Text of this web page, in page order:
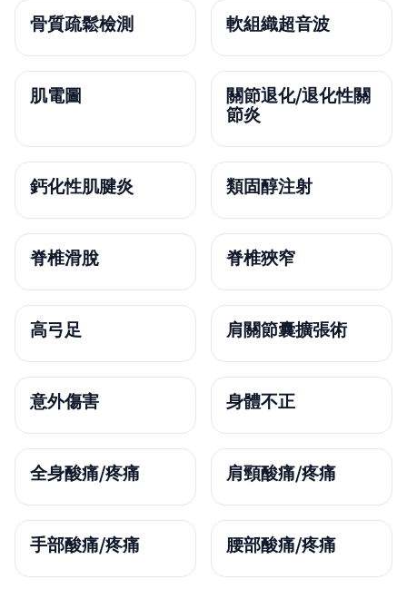
骨質疏鬆檢測 軟組織超音波
肌電圖
關節退化/退化性關
節炎
鈣化性肌腱炎 類固醇注射
脊椎滑脫 脊椎狹窄
高弓足 肩關節囊擴張術
意外傷害 身體不正
全身酸痛/疼痛 肩頸酸痛/疼痛
手部酸痛/疼痛 腰部酸痛/疼痛